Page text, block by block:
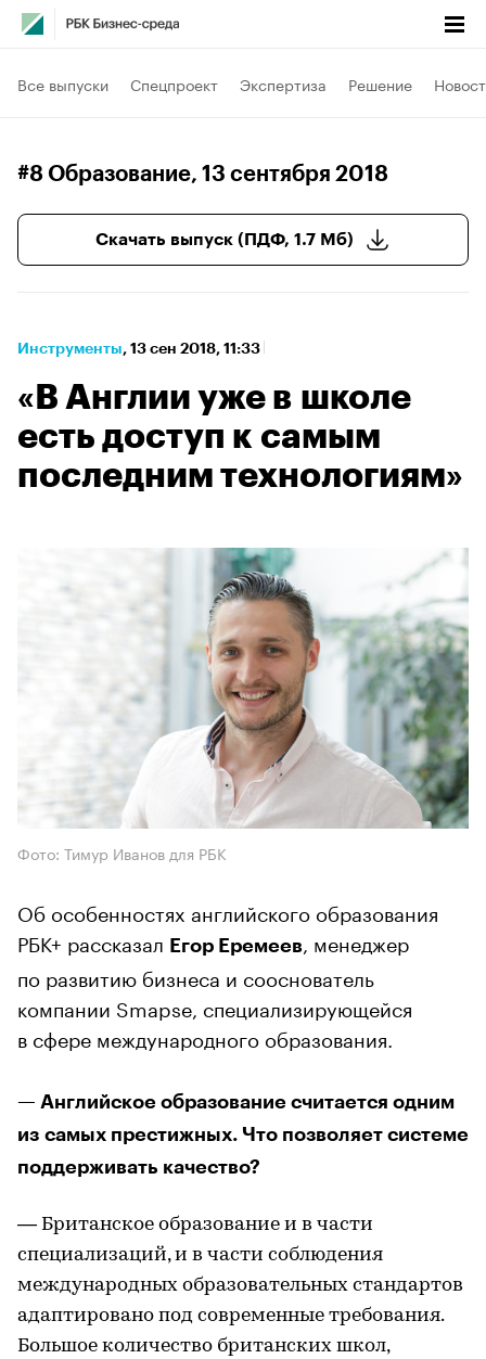
Все выпуски Спецпроект Экспертиза Решение
#8 Образование, 13 сентября 2018
Скачать выпуск (ПДФ, 1.7 Мб)
Инструменты⁠, 13 сен 2018, 11:33
«В Англии уже в школе
есть доступ к самым
последним технологиям»
Фото: Тимур Иванов для РБК
Об особенностях английского образования
РБК+ рассказал Егор Еремеев
, менеджер
по развитию бизнеса и сооснователь
компании Smapse, специализирующейся
в сфере международного образования.
— Английское образование считается одним
из самых престижных. Что позволяет системе
поддерживать качество?
— Британское образование и в части
специализаций, и в части соблюдения
международных образовательных стандартов
адаптировано под современные требования.
Большое количество британских школ,